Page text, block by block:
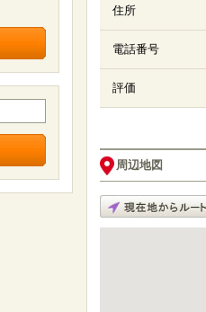
住所
電話番号
評価
周辺地図